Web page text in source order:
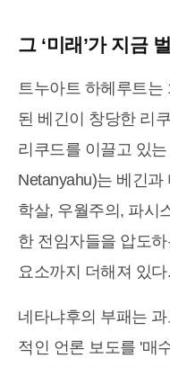
그 ‘미래’가 지금
트누아트 하헤루트
된 베긴이 창당한 리
리쿠드를 이끌고 있
Netanyahu)는 베긴
학살, 우월주의, 파시
한 전임자들을 압도
요소까지 더해져 있다.
네타냐후의 부패는
적인 언론 보도를 '매